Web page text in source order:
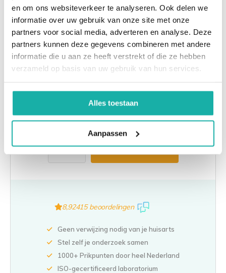
en om ons websiteverkeer te analyseren. Ook delen we
informatie over uw gebruik van onze site met onze
partners voor social media, adverteren en analyse. Deze
partners kunnen deze gegevens combineren met andere
informatie die u aan ze heeft verstrekt of die ze hebben
verzameld op basis van uw gebruik van hun services.
Alles toestaan
Aanpassen
Geavanceerd lipidenprofiel
€67,-
8,92415 beoordelingen
Geen verwijzing nodig van je huisarts
Stel zelf je onderzoek samen
1000+ Prikpunten door heel Nederland
ISO-gecertificeerd laboratorium